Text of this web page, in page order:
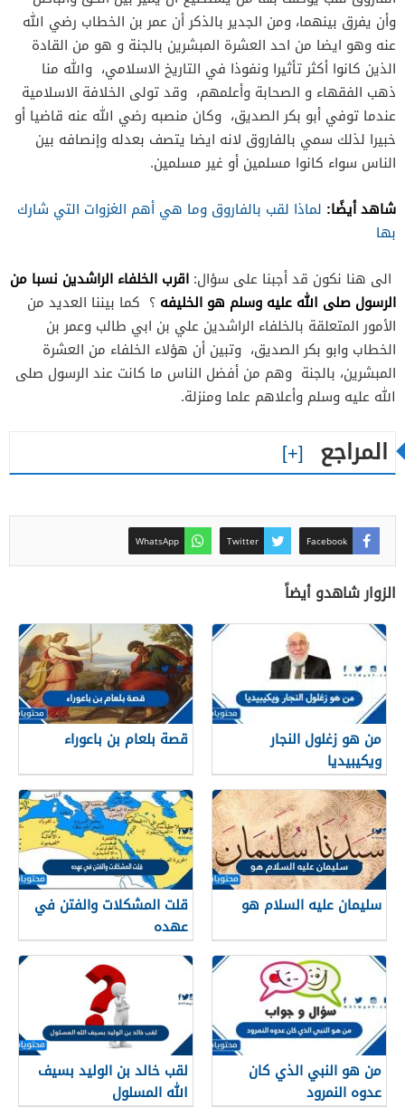
وأن يفرق بينهما، ومن الجدير بالذكر أن عمر بن الخطاب رضي الله
عنه وهو ايضا من احد العشرة المبشرين بالجنة و هو من القادة
الذين كانوا أكثر تأثيرا ونفوذا في التاريخ الاسلامي، والله منا
ذهب الفقهاء و الصحابة وأعلمهم، وقد تولى الخلافة الاسلامية
عندما توفي أبو بكر الصديق، وكان منصبه رضي الله عنه قاضيا أو
خبيرا لذلك سمي بالفاروق لانه ايضا يتصف بعدله وإنصافه بين
الناس سواء كانوا مسلمين أو غير مسلمين.
شاهد أيضًا: لماذا لقب بالفاروق وما هي أهم الغزوات التي شارك
بها
الى هنا نكون قد أجبنا على سؤال: اقرب الخلفاء الراشدين نسبا من
الرسول صلى الله عليه وسلم هو الخليفه ؟ كما بيننا العديد من
الأمور المتعلقة بالخلفاء الراشدين علي بن ابي طالب وعمر بن
الخطاب وابو بكر الصديق، وتبين أن هؤلاء الخلفاء من العشرة
المبشرين، بالجنة وهم من أفضل الناس ما كانت عند الرسول صلى
الله عليه وسلم وأعلاهم علما ومنزلة.
المراجع
Facebook
Twitter
WhatsApp
الزوار شاهدو أيضاً
من هو زغلول النجار
ويكيبيديا
قصة بلعام بن باعوراء
سليمان عليه السلام هو
قلت المشكلات والفتن في
عهده
من هو النبي الذي كان
عدوه النمرود
لقب خالد بن الوليد بسيف
الله المسلول